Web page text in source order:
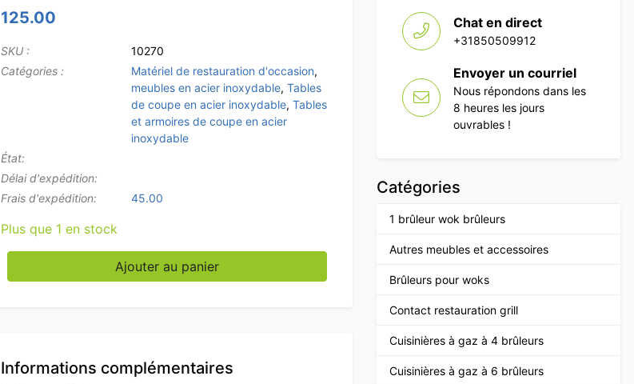
125.00
SKU :
10270
Catégories :
Matériel de restauration d'occasion,
meubles en acier inoxydable, Tables
de coupe en acier inoxydable, Tables
et armoires de coupe en acier
inoxydable
État:
Délai d'expédition:
Frais d'expédition:
45.00
Plus que 1 en stock
quantité de Acier inoxydable Polyéthylène PE Table de découpe Table de travail 65 x 65 x 111,5 cm
Ajouter au panier
Informations complémentaires
Chat en direct
+31850509912
Envoyer un courriel
Nous répondons dans les
8 heures les jours
ouvrables !
Catégories
1 brûleur wok brûleurs
Autres meubles et accessoires
Brûleurs pour woks
Contact restauration grill
Cuisinières à gaz à 4 brûleurs
Cuisinières à gaz à 6 brûleurs